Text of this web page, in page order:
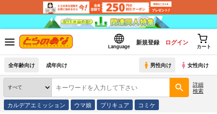
Language
新規登録 ログイン
カート
全年齢向け 成年向け 男性向け 女性向け
詳細
検索
カルデアエミッション ウマ娘 プリキュア コミケ